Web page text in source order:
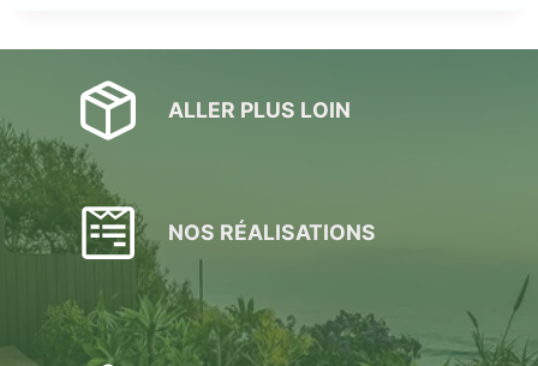
ALLER PLUS LOIN
NOS RÉALISATIONS